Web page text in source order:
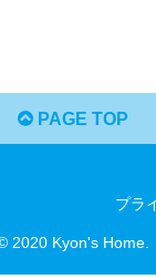
PAGE TOP
プラ
2020 Kyon's Home.